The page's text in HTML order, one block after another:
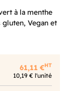
à la menthe
gluten, Vegan et
61,11 €HT
10,19 € l'unité